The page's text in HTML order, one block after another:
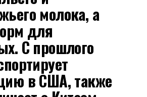
молока, а
для
С прошлого
в США, также